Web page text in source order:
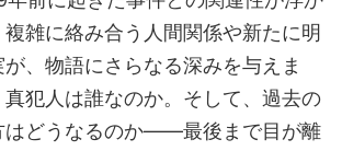
雑に絡み合う人間関係や新たに明
、物語にさらなる深みを与えま
犯人は誰なのか。そして、過去の
はどうなるのか――最後まで目が離